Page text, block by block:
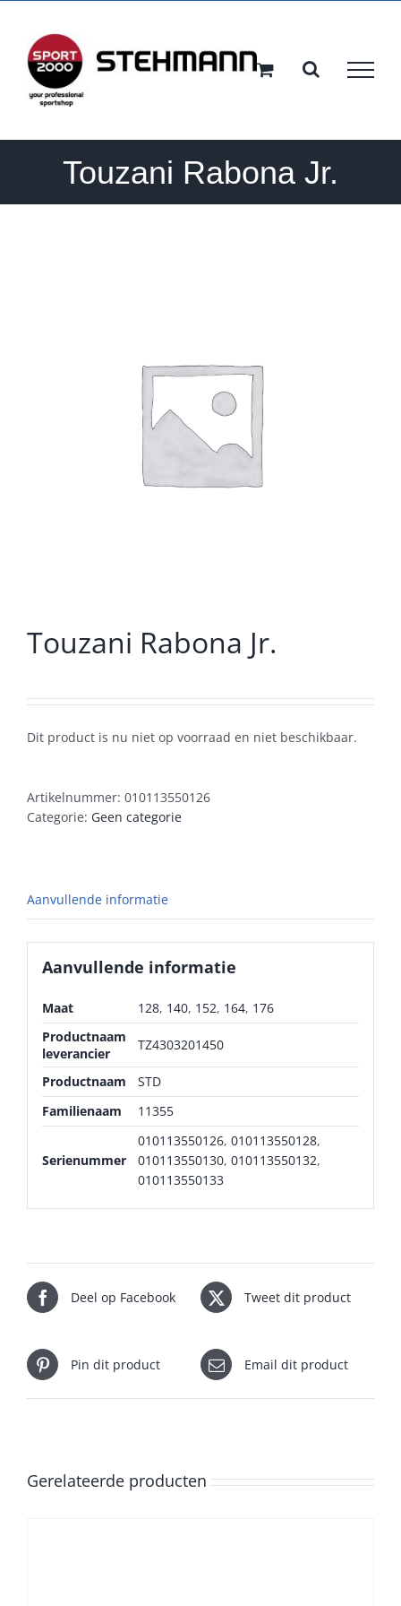
inhoud
Touzani Rabona Jr.
Touzani Rabona Jr.
Dit product is nu niet op voorraad en niet beschikbaar.
Artikelnummer: 010113550126
Categorie: Geen categorie
Aanvullende informatie
Aanvullende informatie
Maat 128, 140, 152, 164, 176
Productnaam
leverancier
TZ4303201450
Productnaam
STD
Familienaam
11355
Serienummer
010113550126, 010113550128,
010113550130, 010113550132,
010113550133
Deel op Facebook Tweet dit product
Pin dit product Email dit product
Gerelateerde producten